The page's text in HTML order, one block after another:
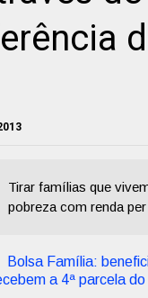
Tirar famílias que
pobreza com renda
Bolsa Família:
a 4ª parcela